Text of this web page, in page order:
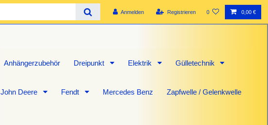
Anmelden Registrieren 0 0,00 €
Anhängerzubehör Dreipunkt Elektrik Gülletechnik
John Deere Fendt Mercedes Benz Zapfwelle / Gelenkwelle